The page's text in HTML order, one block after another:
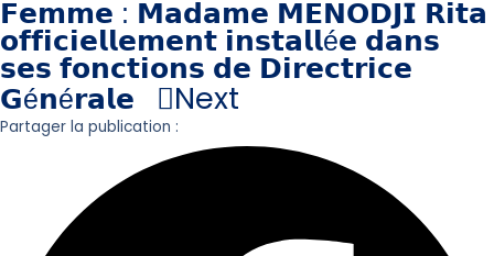
𝗙𝗲𝗺𝗺𝗲 : 𝗠𝗮𝗱𝗮𝗺𝗲 𝗠𝗘𝗡𝗢𝗗𝗝𝗜 𝗥𝗶𝘁𝗮
𝗼𝗳𝗳𝗶𝗰𝗶𝗲𝗹𝗹𝗲𝗺𝗲𝗻𝘁 𝗶𝗻𝘀𝘁𝗮𝗹𝗹é𝗲 𝗱𝗮𝗻𝘀
𝘀𝗲𝘀 𝗳𝗼𝗻𝗰𝘁𝗶𝗼𝗻𝘀 𝗱𝗲 𝗗𝗶𝗿𝗲𝗰𝘁𝗿𝗶𝗰𝗲
𝗚é𝗻é𝗿𝗮𝗹𝗲
Next
Partager la publication :